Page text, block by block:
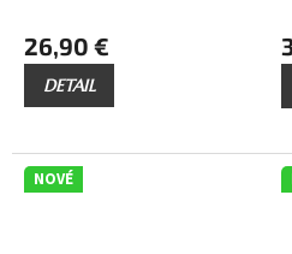
26,90 €
DETAIL
NOVÉ